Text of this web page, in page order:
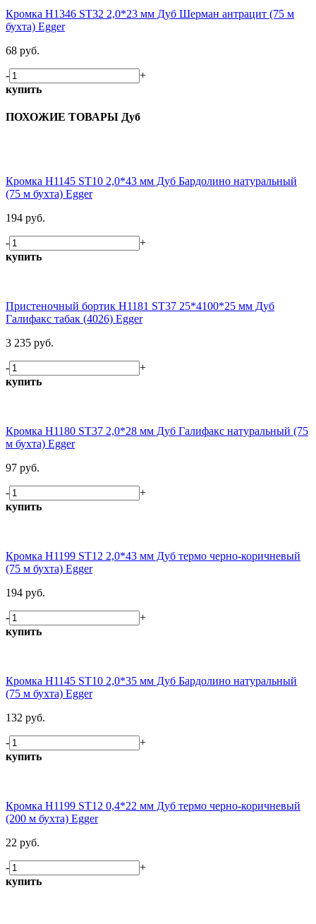
Кромка H1346 ST32 2,0*23 мм Дуб Шерман антрацит (75 м
бухта) Egger
68 руб.
-
+
купить
ПОХОЖИЕ ТОВАРЫ Дуб
Кромка H1145 ST10 2,0*43 мм Дуб Бардолино натуральный
(75 м бухта) Egger
194 руб.
-
+
купить
Пристеночный бортик H1181 ST37 25*4100*25 мм Дуб
Галифакс табак (4026) Egger
3 235 руб.
-
+
купить
Кромка H1180 ST37 2,0*28 мм Дуб Галифакс натуральный (75
м бухта) Egger
97 руб.
-
+
купить
Кромка H1199 ST12 2,0*43 мм Дуб термо черно-коричневый
(75 м бухта) Egger
194 руб.
-
+
купить
Кромка H1145 ST10 2,0*35 мм Дуб Бардолино натуральный
(75 м бухта) Egger
132 руб.
-
+
купить
Кромка H1199 ST12 0,4*22 мм Дуб термо черно-коричневый
(200 м бухта) Egger
22 руб.
-
+
купить